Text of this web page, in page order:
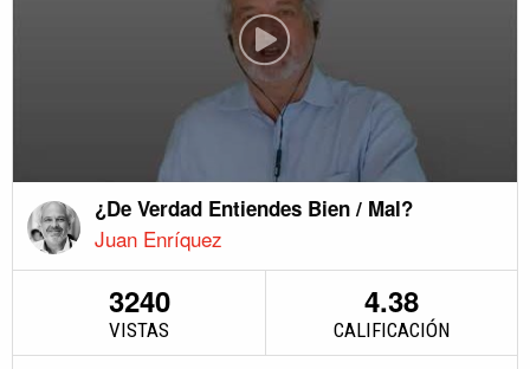
¿De Verdad Entiendes Bien / Mal?
Juan Enríquez
3240
VISTAS
4.38
CALIFICACIÓN